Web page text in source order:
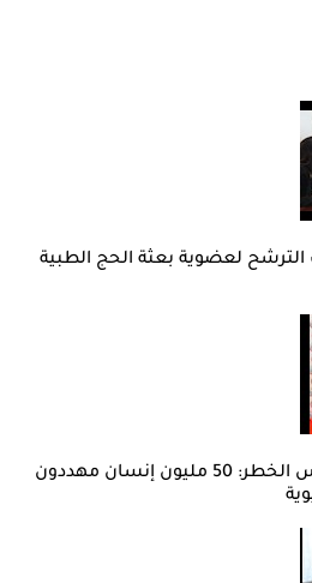
الترشح لعضوية بعثة الحج الطبية
وزير الصحة يدق ناقوس الخطر: 50 مليون إنسان مهددون